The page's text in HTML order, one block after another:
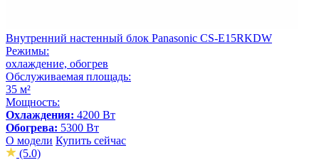
Внутренний настенный блок Panasonic CS-E15RKDW
Режимы:
охлаждение, обогрев
Обслуживаемая площадь:
35 м²
Мощность:
Охлаждения: 4200 Вт
Обогрева: 5300 Вт
О модели Купить сейчас
(5.0)